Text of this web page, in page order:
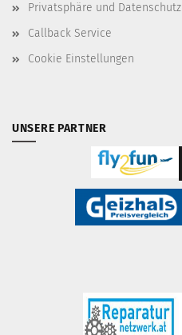
Privatsphäre und Datenschutz
Callback Service
Cookie Einstellungen
UNSERE PARTNER